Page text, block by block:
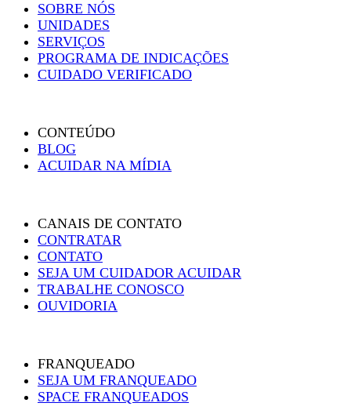
SOBRE NÓS
UNIDADES
SERVIÇOS
PROGRAMA DE INDICAÇÕES
CUIDADO VERIFICADO
CONTEÚDO
BLOG
ACUIDAR NA MÍDIA
CANAIS DE CONTATO
CONTRATAR
CONTATO
SEJA UM CUIDADOR ACUIDAR
TRABALHE CONOSCO
OUVIDORIA
FRANQUEADO
SEJA UM FRANQUEADO
SPACE FRANQUEADOS